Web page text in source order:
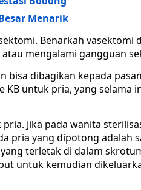
Menarik
Benarkah vasektomi
mengalami gangguan
dibagikan kepada
untuk pria, yang selama
Jika pada wanita
pria yang dipotong adalah
terletak di dalam
untuk kemudian